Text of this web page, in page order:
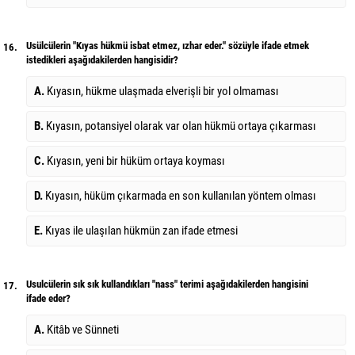
16.
Usülcülerin "Kıyas hükmü isbat etmez, ızhar eder." sözüyle ifade etmek
istedikleri aşağıdakilerden hangisidir?
A. Kıyasın, hükme ulaşmada elverişli bir yol olmaması
B. Kıyasın, potansiyel olarak var olan hükmü ortaya çıkarması
C. Kıyasın, yeni bir hüküm ortaya koyması
D. Kıyasın, hüküm çıkarmada en son kullanılan yöntem olması
E. Kıyas ile ulaşılan hükmün zan ifade etmesi
17.
Usulcülerin sık sık kullandıkları "nass" terimi aşağıdakilerden hangisini
ifade eder?
A. Kitâb ve Sünneti